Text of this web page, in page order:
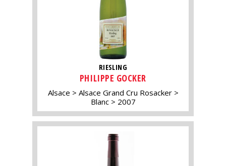
RIESLING
PHILIPPE GOCKER
Alsace
Alsace Grand Cru Rosacker
Blanc
2007